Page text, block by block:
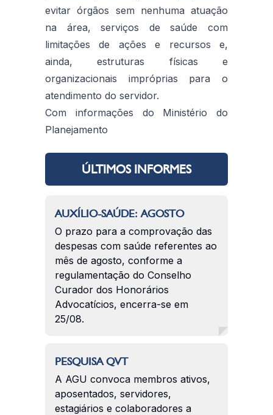
evitar órgãos sem nenhuma atuação
na área, serviços de saúde com
limitações de ações e recursos e,
ainda, estruturas físicas e
organizacionais impróprias para o
atendimento do servidor.
Com informações do Ministério do
Planejamento
ÚLTIMOS INFORMES
AUXÍLIO-SAÚDE: AGOSTO
O prazo para a comprovação das
despesas com saúde referentes ao
mês de agosto, conforme a
regulamentação do Conselho
Curador dos Honorários
Advocatícios, encerra-se em
25/08.
PESQUISA QVT
A AGU convoca membros ativos,
aposentados, servidores,
estagiários e colaboradores a